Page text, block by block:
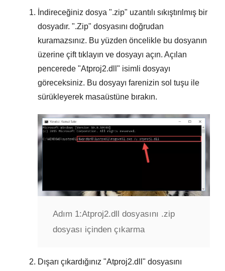
İndireceğiniz dosya ".zip" uzantılı sıkıştırılmış bir
dosyadır. ".Zip" dosyasını doğrudan
kuramazsınız. Bu yüzden öncelikle bu dosyanın
üzerine çift tıklayın ve dosyayı açın. Açılan
pencerede "Atproj2.dll " isimli dosyayı
göreceksiniz. Bu dosyayı farenizin sol tuşu ile
sürükleyerek masaüstüne bırakın.
Adım 1:Atproj2.dll dosyasını .zip
dosyası içinden çıkarma
Dışarı çıkardığınız "Atproj2.dll " dosyasını